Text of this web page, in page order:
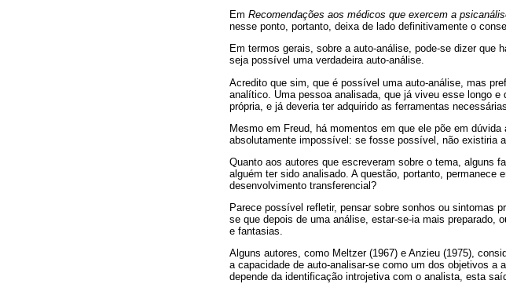
Em Recomendações aos médicos que exercem a
nesse ponto, portanto, deixa de lado definitivamente o
Em termos gerais, sobre a auto-análise, pode-se dizer que
seja possível uma verdadeira auto-análise.
Acredito que sim, que é possível uma auto-análise, mas
analítico. Uma pessoa analisada, que já viveu esse longo
própria, e já deveria ter adquirido as ferramentas
Mesmo em Freud, há momentos em que ele põe em
absolutamente impossível: se fosse possível, não existiria
Quanto aos autores que escreveram sobre o tema, alguns
alguém ter sido analisado. A questão, portanto,
desenvolvimento transferencial?
Parece possível refletir, pensar sobre sonhos ou sintomas
se que depois de uma análise, estar-se-ia mais preparado,
e fantasias.
Alguns autores, como Meltzer (1967) e Anzieu (1975),
a capacidade de auto-analisar-se como um dos objetivos a
depende da identificação introjetiva com o analista, esta